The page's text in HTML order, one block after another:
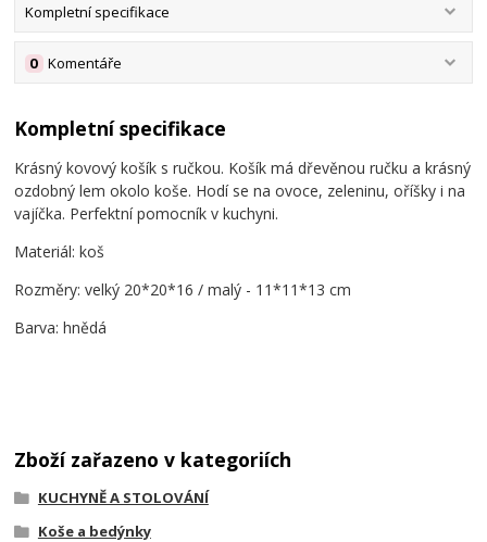
Kompletní specifikace
Komentáře
0
Kompletní specifikace
Krásný kovový košík s ručkou. Košík má dřevěnou ručku a krásný
ozdobný lem okolo koše. Hodí se na ovoce, zeleninu, oříšky i na
vajíčka. Perfektní pomocník v kuchyni.
Materiál: koš
Rozměry: velký 20*20*16 / malý - 11*11*13 cm
Barva: hnědá
Zboží zařazeno v kategoriích
KUCHYNĚ A STOLOVÁNÍ
Koše a bedýnky